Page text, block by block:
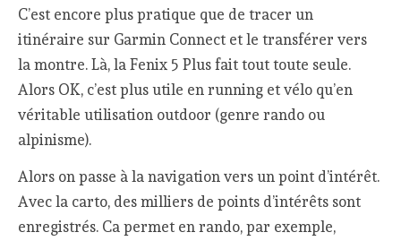
C’est encore plus pratique que de tracer un
itinéraire sur Garmin Connect et le transférer vers
la montre. Là, la Fenix 5 Plus fait tout toute seule.
Alors OK, c’est plus utile en running et vélo qu’en
véritable utilisation outdoor (genre rando ou
alpinisme).
Alors on passe à la navigation vers un point d’intérêt.
Avec la carto, des milliers de points d’intérêts sont
enregistrés. Ca permet en rando, par exemple,